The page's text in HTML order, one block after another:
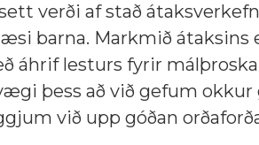
verði af stað
barna. Markmið átaksins
áhrif lesturs fyrir
þess að við gefum okkur
við upp góðan